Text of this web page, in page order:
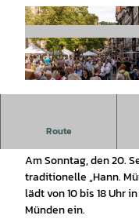
Route
Beim Bauernmarkt
Am Sonntag, den 20.
traditionelle „Hann.
lädt von 10 bis 18 Uhr
Münden ein.